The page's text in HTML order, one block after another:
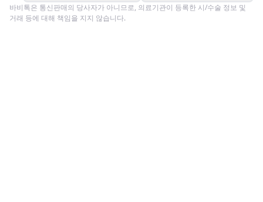
바비톡은 통신판매의 당사자가 아니므로, 의료기관이 등록한 시/수술 정보 및
거래 등에 대해 책임을 지지 않습니다.